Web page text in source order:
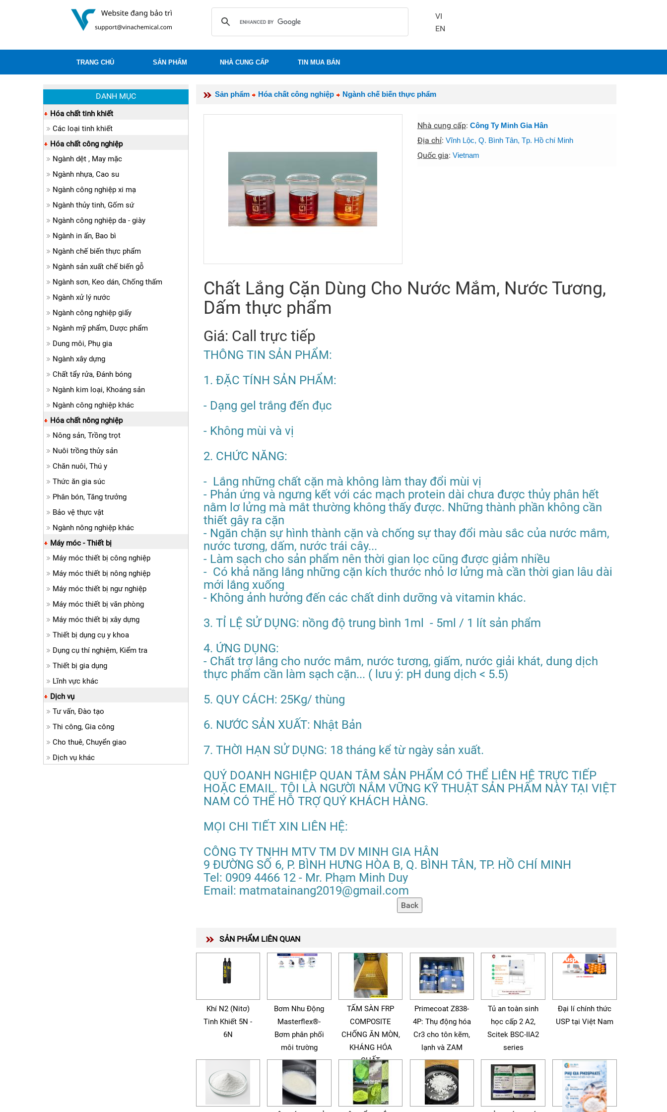
VI
EN
TRANG CHỦ SẢN PHẨM NHÀ CUNG CẤP TIN MUA BÁN
Sản phẩm Hóa chất công nghiệp Ngành chế biến thực phẩm
Nhà cung cấp: Công Ty Minh Gia Hân
Địa chỉ: Vĩnh Lộc, Q. Bình Tân, Tp. Hồ chí Minh
Quốc gia: Vietnam
Chất Lắng Cặn Dùng Cho Nước Mắm, Nước Tương,
Dấm thực phẩm
Giá: Call trực tiếp
THÔNG TIN SẢN PHẨM:
1. ĐẶC TÍNH SẢN PHẨM:
- Dạng gel trắng đến đục
- Không mùi và vị
2. CHỨC NĂNG:
- Lắng những chất cặn mà không làm thay đổi mùi vị
- Phản ứng và ngưng kết với các mạch protein dài chưa được thủy phân hết
nằm lơ lửng mà mắt thường không thấy được. Những thành phần không cần
thiết gây ra cặn
- Ngăn chặn sự hình thành cặn và chống sự thay đổi màu sắc của nước mắm,
nước tương, dấm, nước trái cây...
- Làm sạch cho sản phẩm nên thời gian lọc cũng được giảm nhiều
- Có khả năng lắng những cặn kích thước nhỏ lơ lửng mà cần thời gian lâu dài
mới lắng xuống
- Không ảnh hưởng đến các chất dinh dưỡng và vitamin khác.
3. TỈ LỆ SỬ DỤNG: nồng độ trung bình 1ml - 5ml / 1 lít sản phẩm
4. ỨNG DỤNG:
- Chất trợ lắng cho nước mắm, nước tương, giấm, nước giải khát, dung dịch
thực phẩm cần làm sạch cặn... ( lưu ý: pH dung dịch < 5.5)
5. QUY CÁCH: 25Kg/ thùng
6. NƯỚC SẢN XUẤT: Nhật Bản
7. THỜI HẠN SỬ DỤNG: 18 tháng kể từ ngày sản xuất.
QUÝ DOANH NGHIỆP QUAN TÂM SẢN PHẨM CÓ THỂ LIÊN HỆ TRỰC TIẾP
HOẶC EMAIL. TÔI LÀ NGƯỜI NẮM VỮNG KỸ THUẬT SẢN PHẨM NÀY TẠI VIỆT
NAM CÓ THỂ HỖ TRỢ QUÝ KHÁCH HÀNG.
MỌI CHI TIẾT XIN LIÊN HỆ:
CÔNG TY TNHH MTV TM DV MINH GIA HÂN
9 ĐƯỜNG SỐ 6, P. BÌNH HƯNG HÒA B, Q. BÌNH TÂN, TP. HỒ CHÍ MINH
Tel: 0909 4466 12 - Mr. Phạm Minh Duy
Email: matmatainang2019@gmail.com
SẢN PHẨM LIÊN QUAN
Khí N2 (Nitơ)
Tinh Khiết 5N -
6N
Bơm Nhu Động
Masterflex®-
Bơm phân phối
môi trường
TẤM SÀN FRP
COMPOSITE
CHỐNG ĂN MÒN,
KHÁNG HÓA
CHẤT
Primecoat Z838-
4P: Thụ động hóa
Cr3 cho tôn kẽm,
lạnh và ZAM
Tủ an toàn sinh
học cấp 2 A2,
Scitek BSC-IIA2
series
Đại lí chính thức
USP tại Việt Nam
DANH MỤC
Hóa chất tinh khiết
Các loại tinh khiết
Hóa chất công nghiệp
Ngành dệt , May mặc
Ngành nhựa, Cao su
Ngành công nghiệp xi mạ
Ngành thủy tinh, Gốm sứ
Ngành công nghiệp da - giày
Ngành in ấn, Bao bì
Ngành chế biến thực phẩm
Ngành sản xuất chế biến gỗ
Ngành sơn, Keo dán, Chống thấm
Ngành xử lý nước
Ngành công nghiệp giấy
Ngành mỹ phẩm, Dược phẩm
Dung môi, Phụ gia
Ngành xây dựng
Chất tẩy rửa, Đánh bóng
Ngành kim loại, Khoáng sản
Ngành công nghiệp khác
Hóa chất nông nghiệp
Nông sản, Trồng trọt
Nuôi trồng thủy sản
Chăn nuôi, Thú y
Thức ăn gia súc
Phân bón, Tăng trưởng
Bảo vệ thực vật
Ngành nông nghiệp khác
Máy móc - Thiết bị
Máy móc thiết bị công nghiệp
Máy móc thiết bị nông nghiệp
Máy móc thiết bị ngư nghiệp
Máy móc thiết bị văn phòng
Máy móc thiết bị xây dựng
Thiết bị dụng cụ y khoa
Dụng cụ thí nghiệm, Kiểm tra
Thiết bị gia dụng
Lĩnh vực khác
Dịch vụ
Tư vấn, Đào tạo
Thi công, Gia công
Cho thuê, Chuyển giao
Dịch vụ khác